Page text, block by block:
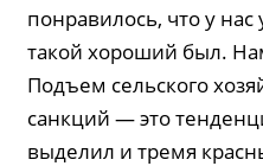
понравилось, что у
такой хороший был.
Подъем сельского
санкций — это
выделил и тремя